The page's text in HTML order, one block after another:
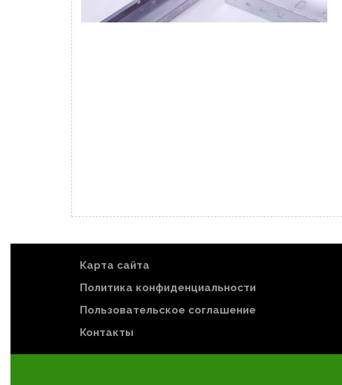
Карта сайта
Политика конфиденциальности
Пользовательское соглашение
Контакты